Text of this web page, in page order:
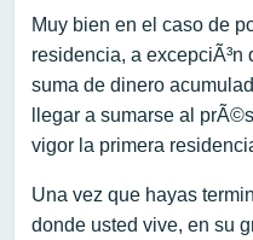
Muy bien en el caso de
residencia, a excepciÃ³n
suma de dinero
llegar a sumarse al
vigor la primera
Una vez que hayas
donde usted vive, en su